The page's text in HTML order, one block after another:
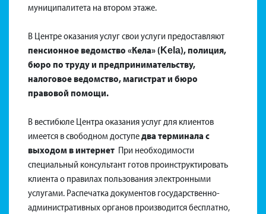
муниципалитета на втором этаже.
В Центре оказания услуг свои услуги предоставляют
пенсионное ведомство «Кела» (Kela), полиция,
бюро по труду и предпринимательству,
налоговое ведомство, магистрат и бюро
правовой помощи.
В вестибюле Центра оказания услуг для клиентов
имеется в свободном доступедва терминала с
выходом в интернет При необходимости
специальный консультант готов проинструктировать
клиента о правилах пользования электронными
услугами. Распечатка документов государственно-
административных органов производится бесплатно,